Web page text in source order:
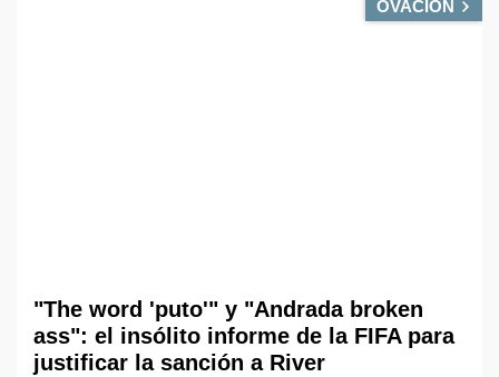
OVACIÓN
"The word 'puto'" y "Andrada broken
ass": el insólito informe de la FIFA para
justificar la sanción a River